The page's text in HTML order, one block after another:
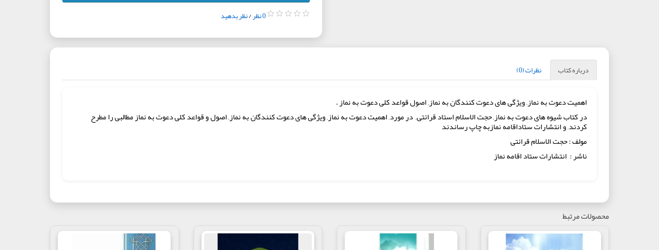
0 نظر /نظر بدهید
درباره کتاب نظرات (0)
اهمیت دعوت به نماز, ویژگی های دعوت کنندگان به نماز, اصول قواعد کلی دعوت به نماز .
در کتاب شیوه های دعوت به نماز, حجت الاسلام استاد قرائتی, در مورد, اهمیت دعوت به نماز, ویژگی های دعوت کنندگان به نماز, اصول و قواعد کلی دعوت به نماز مطالبی را مطرح
کردند, و انتشارات ستاداقامه نمازبه چاپ رساندند
مولف : حجت الاسلام قرائتی
ناشر : انتشارات ستاد اقامه نماز
محصولات مرتبط